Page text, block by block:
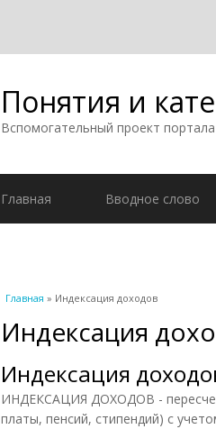
Понятия и
Вспомогательный проект
Главная Вводное слово
Вы здесь
Главная » Индексация доходов
Индексация
Индексация
ИНДЕКСАЦИЯ ДОХОДОВ -
платы, пенсий, стипендий) с